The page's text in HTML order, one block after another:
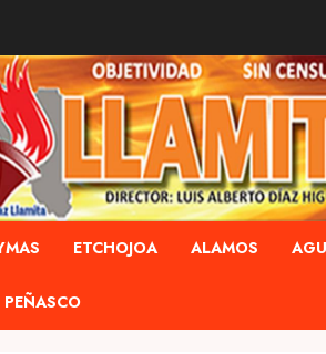
ETCHOJOA ALAMOS
PEÑASCO